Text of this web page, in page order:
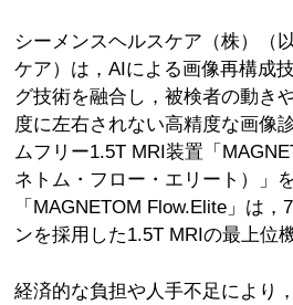
シーメンスヘルスケア（株）（
ケア）は，AIによる画像再構成
グ技術を融合し，被検者の動き
度に左右されない高精度な画像
ムフリー1.5T MRI装置「
ネトム・フロー・エリート）」
「MAGNETOM Flow.Elite」は
ンを採用した1.5T MRIの最上位機
経済的な負担や人手不足により